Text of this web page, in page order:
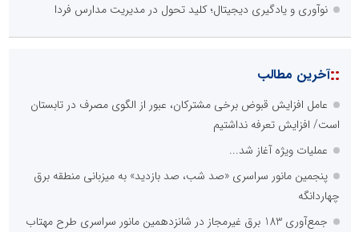
نوآوری و یادگیری دیجیتال؛ کلید تحول در مدیریت مدارس فردا
::آخرین مطالب
عامل افزایش قبوض برخی مشترکان، عبور از الگوی مصرف در تابستان
است/ افزایش تعرفه نداشتیم
عملیات ویژه آغاز شد...
پنجمین مانور سراسری «صد شب، صد بازدید» به میزبانی منطقه برق
چهاردانگه
جمع‌آوری 183 برق غیرمجاز در شانزدهمین مانور سراسری طرح مهتاب